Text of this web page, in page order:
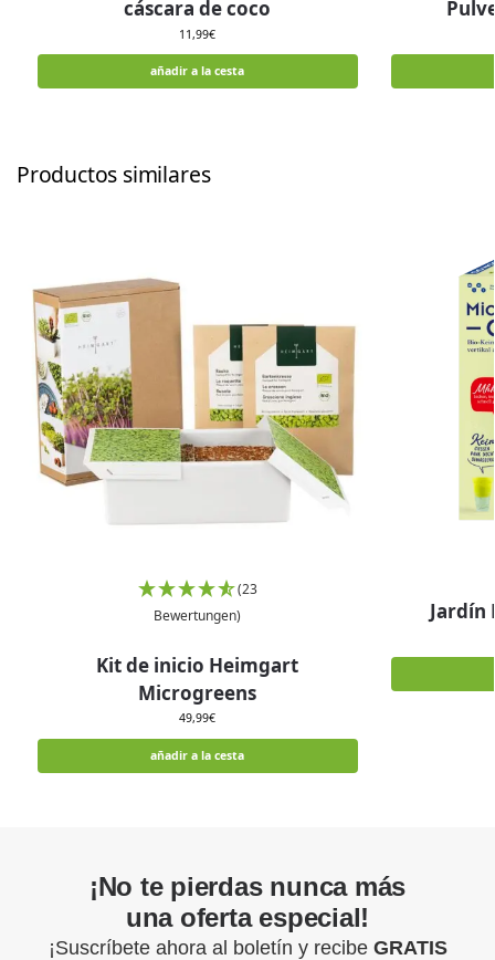
cáscara de coco
11,99€
añadir a la cesta
Productos similares
(23
Bewertungen)
Kit de inicio Heimgart
Microgreens
49,99€
añadir a la cesta
Jardín
¡No te pierdas nunca más
una oferta especial!
¡Suscríbete ahora al boletín y recibe GRATIS